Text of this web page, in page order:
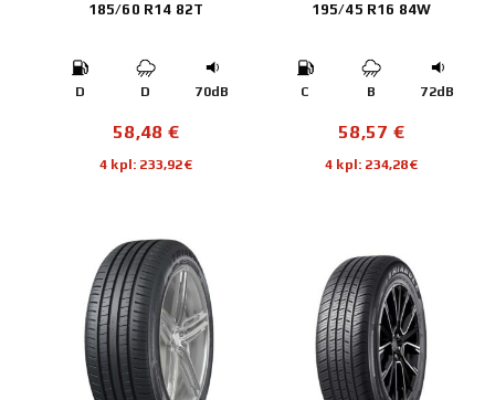
185/60 R14 82T
D D 70dB
58,48 €
4 kpl: 233,92€
195/45 R16 84W
C B 72dB
58,57 €
4 kpl: 234,28€